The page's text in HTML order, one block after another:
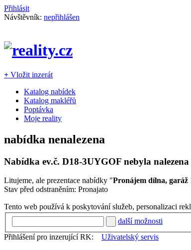
Přihlásit
Návštěvník: nepřihlášen
+ Vložit inzerát
Katalog nabídek
Katalog makléřů
Poptávka
Moje reality
nabídka nenalezena
Nabídka ev.č. D18-3UYGOF nebyla nalezena
Litujeme, ale prezentace nabídky "Pronájem dílna, garáž
Stav před odstraněním: Pronajato
Tento web používá k poskytování služeb, personalizaci
další možnosti
Přihlášení pro inzerující RK:
Uživatelský servis